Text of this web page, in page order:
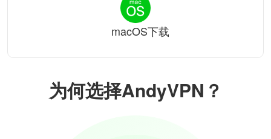
为何选择AndyVPN？
macOS下载